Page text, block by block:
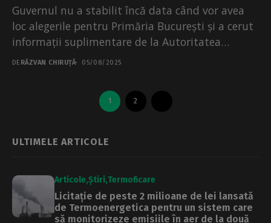
Guvernul nu a stabilit încă data când vor avea
loc alegerile pentru Primăria București și a cerut
informații suplimentare de la Autoritatea
Electorală...
DE RĂZVAN CHIRUȚĂ 05/08/2025
1 2
ULTIMELE ARTICOLE
Articole Știri Termoficare
Licitație de peste 2 milioane de lei lansată
de Termoenergetica pentru un sistem care
să monitorizeze emisiile în aer de la două